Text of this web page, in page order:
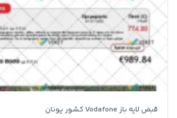
قبض لایه باز Vodafone کشور یونان